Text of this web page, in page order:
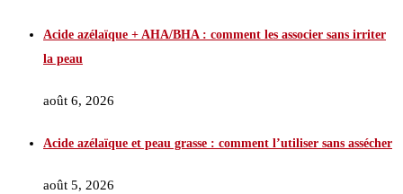
Acide azélaïque + AHA/BHA : comment les associer sans irriter
la peau
août 6, 2026
Acide azélaïque et peau grasse : comment l’utiliser sans assécher
août 5, 2026